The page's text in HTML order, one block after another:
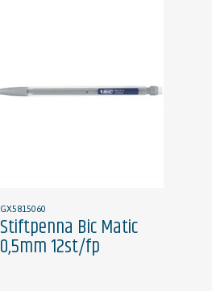
GX5815060
Stiftpenna Bic Matic
0,5mm 12st/fp